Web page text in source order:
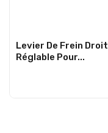
Levier De Frein Droit
Réglable Pour...